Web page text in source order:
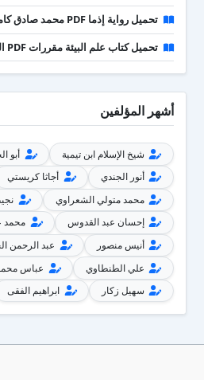
تحميل رواية إذما PDF محمد صادق كامل مجانا
تحميل كتاب علم البيئة مقررات PDF السعودية 1443
أشهر المؤلفين
شيخ الإسلام ابن تيمية
أبو
أنور الجندي
أجاثا كريستي
محمد متولي الشعراوي
إحسان عبد القدوس
محمد
أنيس منصور
عبد الرحمن
علي الطنطاوي
عباس
سهيل زكار
ابراهيم الفقى